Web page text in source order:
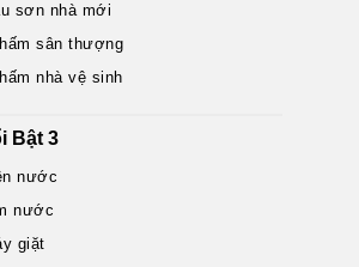
sơn nhà mới
sân thượng
nhà vệ sinh
Bật 3
nước
nước
giặt